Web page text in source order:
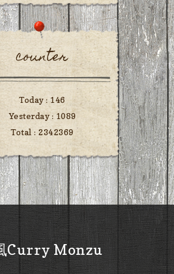
counter
Today : 146
Yesterday : 1089
Total : 2342369
Curry Monzu